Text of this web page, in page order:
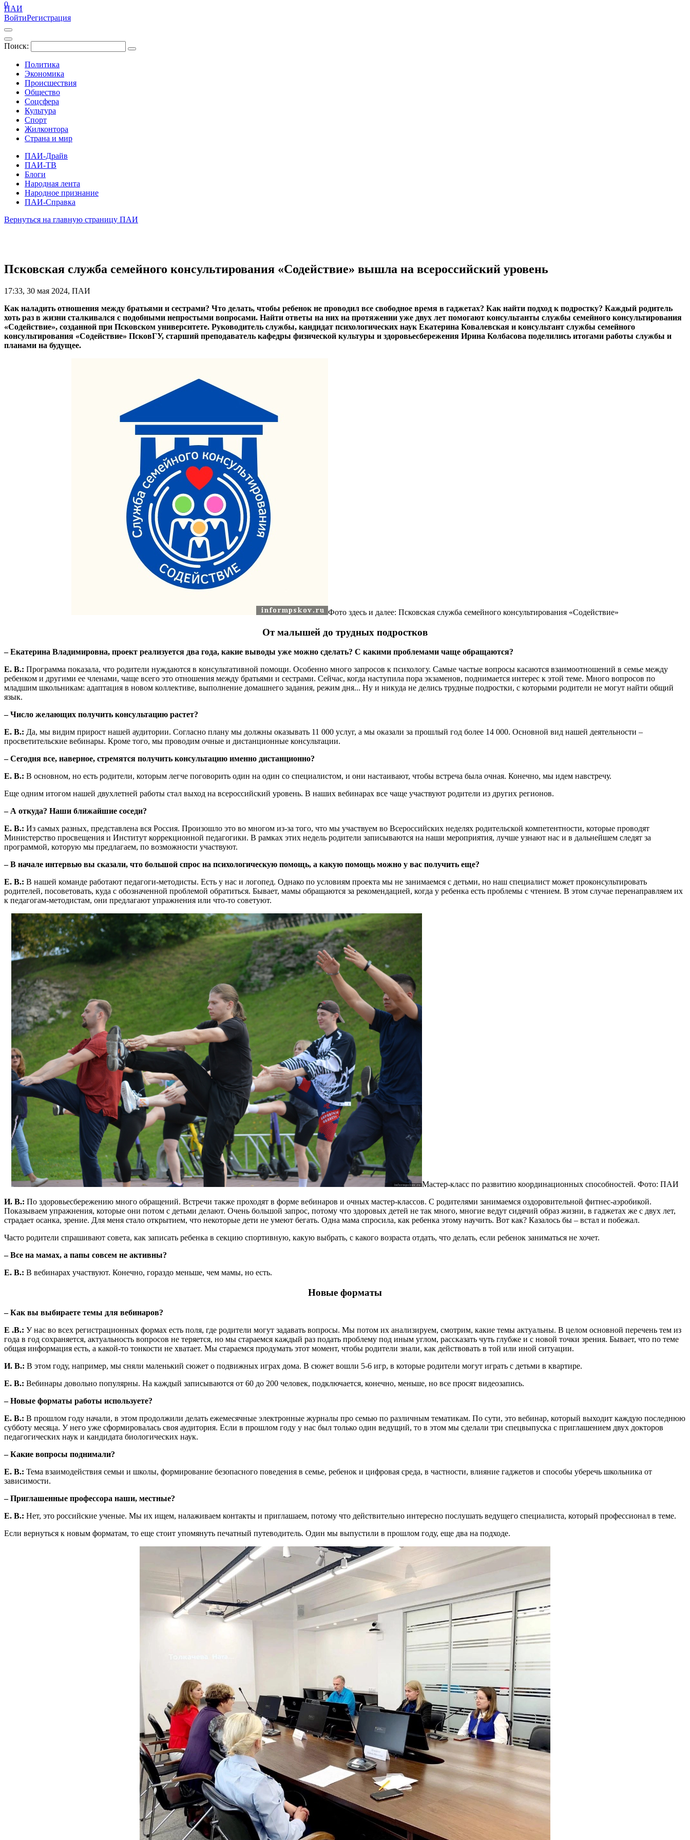
ПАИ
ВойтиРегистрация
Поиск:
Политика
Экономика
Происшествия
Общество
Соцсфера
Культура
Спорт
Жилконтора
Страна и мир
ПАИ-Драйв
ПАИ-ТВ
Блоги
Народная лента
Народное признание
ПАИ-Справка
0
Вернуться на главную страницу ПАИ
Псковская служба семейного консультирования «Содействие» вышла на всероссийский уровень
17:33, 30 мая 2024, ПАИ
Как наладить отношения между братьями и сестрами? Что делать, чтобы ребенок не проводил все свободное время в гаджетах? Как найти подход к подростку? Каждый родитель
хоть раз в жизни сталкивался с подобными непростыми вопросами. Найти ответы на них на протяжении уже двух лет помогают консультанты службы семейного консультирования
«Содействие», созданной при Псковском университете. Руководитель службы, кандидат психологических наук Екатерина Ковалевская и консультант службы семейного
консультирования «Содействие» ПсковГУ, старший преподаватель кафедры физической культуры и здоровьесбережения Ирина Колбасова поделились итогами работы службы и
планами на будущее.
Фото здесь и далее: Псковская служба семейного консультирования «Содействие»
От малышей до трудных подростков
– Екатерина Владимировна, проект реализуется два года, какие выводы уже можно сделать? С какими проблемами чаще обращаются?
Е. В.: Программа показала, что родители нуждаются в консультативной помощи. Особенно много запросов к психологу. Самые частые вопросы касаются взаимоотношений в семье между
ребенком и другими ее членами, чаще всего это отношения между братьями и сестрами. Сейчас, когда наступила пора экзаменов, поднимается интерес к этой теме. Много вопросов по
младшим школьникам: адаптация в новом коллективе, выполнение домашнего задания, режим дня... Ну и никуда не делись трудные подростки, с которыми родители не могут найти общий
язык.
– Число желающих получить консультацию растет?
Е. В.: Да, мы видим прирост нашей аудитории. Согласно плану мы должны оказывать 11 000 услуг, а мы оказали за прошлый год более 14 000. Основной вид нашей деятельности –
просветительские вебинары. Кроме того, мы проводим очные и дистанционные консультации.
– Сегодня все, наверное, стремятся получить консультацию именно дистанционно?
Е. В.: В основном, но есть родители, которым легче поговорить один на один со специалистом, и они настаивают, чтобы встреча была очная. Конечно, мы идем навстречу.
Еще одним итогом нашей двухлетней работы стал выход на всероссийский уровень. В наших вебинарах все чаще участвуют родители из других регионов.
– А откуда? Наши ближайшие соседи?
Е. В.: Из самых разных, представлена вся Россия. Произошло это во многом из-за того, что мы участвуем во Всероссийских неделях родительской компетентности, которые проводят
Министерство просвещения и Институт коррекционной педагогики. В рамках этих недель родители записываются на наши мероприятия, лучше узнают нас и в дальнейшем следят за
программой, которую мы предлагаем, по возможности участвуют.
– В начале интервью вы сказали, что большой спрос на психологическую помощь, а какую помощь можно у вас получить еще?
Е. В.: В нашей команде работают педагоги-методисты. Есть у нас и логопед. Однако по условиям проекта мы не занимаемся с детьми, но наш специалист может проконсультировать
родителей, посоветовать, куда с обозначенной проблемой обратиться. Бывает, мамы обращаются за рекомендацией, когда у ребенка есть проблемы с чтением. В этом случае перенаправляем их
к педагогам-методистам, они предлагают упражнения или что-то советуют.
Мастер-класс по развитию координационных способностей. Фото: ПАИ
И. В.: По здоровьесбережению много обращений. Встречи также проходят в форме вебинаров и очных мастер-классов. С родителями занимаемся оздоровительной фитнес-аэробикой.
Показываем упражнения, которые они потом с детьми делают. Очень большой запрос, потому что здоровых детей не так много, многие ведут сидячий образ жизни, в гаджетах же с двух лет,
страдает осанка, зрение. Для меня стало открытием, что некоторые дети не умеют бегать. Одна мама спросила, как ребенка этому научить. Вот как? Казалось бы – встал и побежал.
Часто родители спрашивают совета, как записать ребенка в секцию спортивную, какую выбрать, с какого возраста отдать, что делать, если ребенок заниматься не хочет.
– Все на мамах, а папы совсем не активны?
Е. В.: В вебинарах участвуют. Конечно, гораздо меньше, чем мамы, но есть.
Новые форматы
– Как вы выбираете темы для вебинаров?
Е .В.: У нас во всех регистрационных формах есть поля, где родители могут задавать вопросы. Мы потом их анализируем, смотрим, какие темы актуальны. В целом основной перечень тем из
года в год сохраняется, актуальность вопросов не теряется, но мы стараемся каждый раз подать проблему под иным углом, рассказать чуть глубже и с новой точки зрения. Бывает, что по теме
общая информация есть, а какой-то тонкости не хватает. Мы стараемся продумать этот момент, чтобы родители знали, как действовать в той или иной ситуации.
И. В.: В этом году, например, мы сняли маленький сюжет о подвижных играх дома. В сюжет вошли 5-6 игр, в которые родители могут играть с детьми в квартире.
Е. В.: Вебинары довольно популярны. На каждый записываются от 60 до 200 человек, подключается, конечно, меньше, но все просят видеозапись.
– Новые форматы работы используете?
Е. В.: В прошлом году начали, в этом продолжили делать ежемесячные электронные журналы про семью по различным тематикам. По сути, это вебинар, который выходит каждую последнюю
субботу месяца. У него уже сформировалась своя аудитория. Если в прошлом году у нас был только один ведущий, то в этом мы сделали три спецвыпуска с приглашением двух докторов
педагогических наук и кандидата биологических наук.
– Какие вопросы поднимали?
Е. В.: Тема взаимодействия семьи и школы, формирование безопасного поведения в семье, ребенок и цифровая среда, в частности, влияние гаджетов и способы уберечь школьника от
зависимости.
– Приглашенные профессора наши, местные?
Е. В.: Нет, это российские ученые. Мы их ищем, налаживаем контакты и приглашаем, потому что действительно интересно послушать ведущего специалиста, который профессионал в теме.
Если вернуться к новым форматам, то еще стоит упомянуть печатный путеводитель. Один мы выпустили в прошлом году, еще два на подходе.